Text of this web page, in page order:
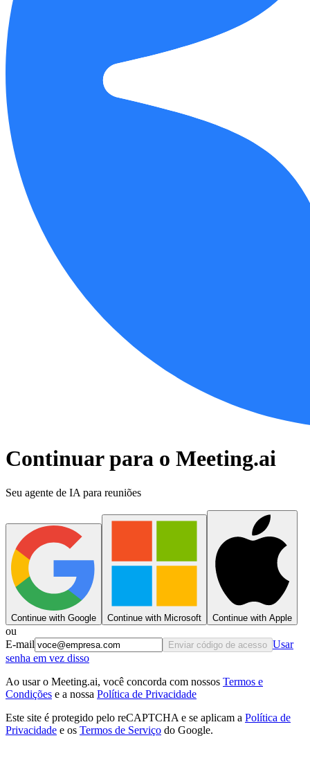
Continuar para o Meeting.ai
Seu agente de IA para reuniões
Continue with Google Continue with Microsoft Continue with Apple
ou
E-mail
Enviar código de acesso Usar
senha em vez disso
Ao usar o Meeting.ai, você concorda com nossos Termos e
Condições e a nossa Política de Privacidade
Este site é protegido pelo reCAPTCHA e se aplicam a Política de
Privacidade e os Termos de Serviço do Google.